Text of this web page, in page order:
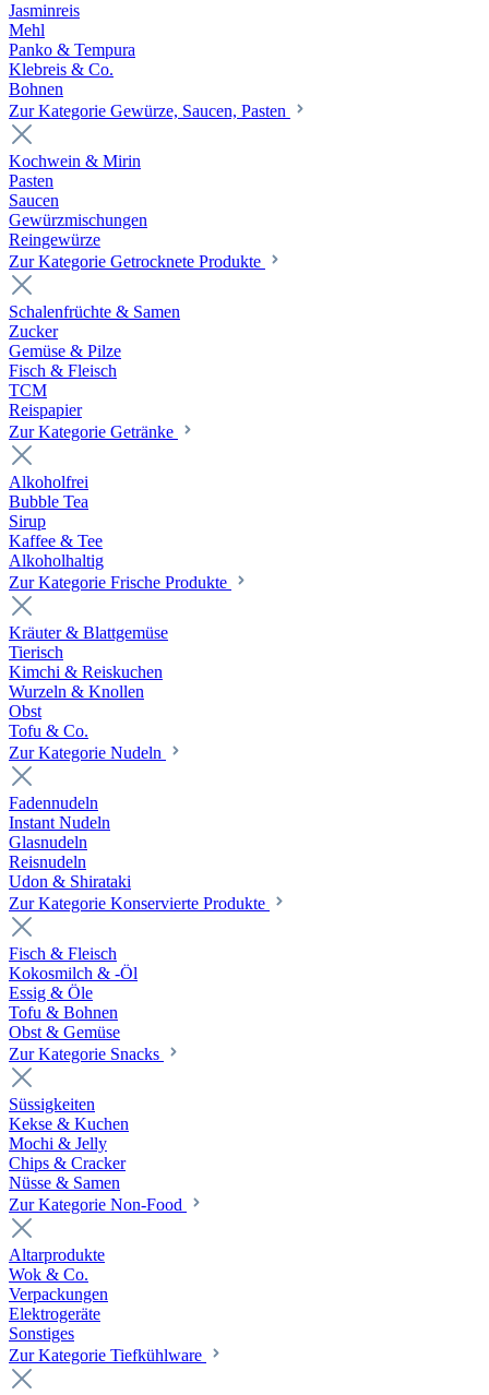
Jasminreis
Mehl
Panko & Tempura
Klebreis & Co.
Bohnen
Zur Kategorie Gewürze, Saucen, Pasten
Kochwein & Mirin
Pasten
Saucen
Gewürzmischungen
Reingewürze
Zur Kategorie Getrocknete Produkte
Schalenfrüchte & Samen
Zucker
Gemüse & Pilze
Fisch & Fleisch
TCM
Reispapier
Zur Kategorie Getränke
Alkoholfrei
Bubble Tea
Sirup
Kaffee & Tee
Alkoholhaltig
Zur Kategorie Frische Produkte
Kräuter & Blattgemüse
Tierisch
Kimchi & Reiskuchen
Wurzeln & Knollen
Obst
Tofu & Co.
Zur Kategorie Nudeln
Fadennudeln
Instant Nudeln
Glasnudeln
Reisnudeln
Udon & Shirataki
Zur Kategorie Konservierte Produkte
Fisch & Fleisch
Kokosmilch & -Öl
Essig & Öle
Tofu & Bohnen
Obst & Gemüse
Zur Kategorie Snacks
Süssigkeiten
Kekse & Kuchen
Mochi & Jelly
Chips & Cracker
Nüsse & Samen
Zur Kategorie Non-Food
Altarprodukte
Wok & Co.
Verpackungen
Elektrogeräte
Sonstiges
Zur Kategorie Tiefkühlware